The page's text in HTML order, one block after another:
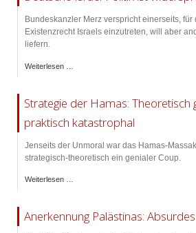
Bundeskanzler Merz verspricht einerseits,
Existenzrecht Israels einzutreten, will aber
liefern.
Weiterlesen …
Strategie der Hamas: Theoretisch
praktisch katastrophal
Jenseits der Unmoral war das Hamas-
strategisch-theoretisch ein genialer Coup.
Weiterlesen …
Anerkennung Palästinas: